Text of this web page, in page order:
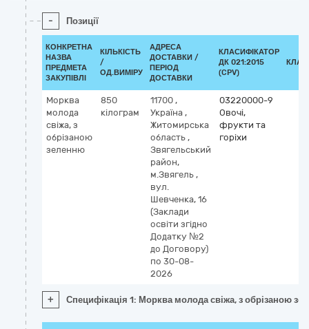
- Позиції
КОНКРЕТНА
НАЗВА
ПРЕДМЕТА
ЗАКУПІВЛІ
КІЛЬКІСТЬ
/
ОД.ВИМІРУ
АДРЕСА
ДОСТАВКИ /
ПЕРІОД
ДОСТАВКИ
КЛАСИФІКАТОР
ДК 021:2015
(CPV)
Морква
молода
свіжа, з
обрізаною
зеленню
850
кілограм
11700 ,
Україна ,
Житомирська
область ,
Звягельський
район,
м.Звягель ,
вул.
Шевченка, 16
(Заклади
освіти згідно
Додатку №2
до Договору)
по 30-08-
2026
03220000-9
Овочі,
фрукти та
горіхи
+ Специфікація 1: Морква молода свіжа, з обрізаною